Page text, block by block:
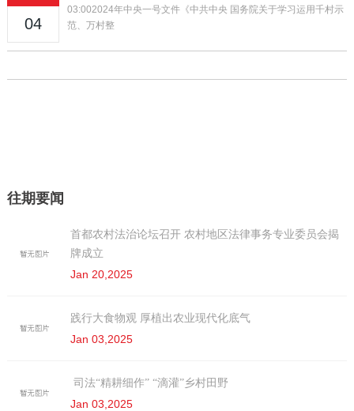
04
03:002024年中央一号文件《中共中央 国务院关于学习运用千村示
范、万村整
往期要闻
首都农村法治论坛召开 农村地区法律事务专业委员会揭
牌成立
Jan 20,2025
践行大食物观 厚植出农业现代化底气
Jan 03,2025
司法“精耕细作” “滴灌”乡村田野
Jan 03,2025